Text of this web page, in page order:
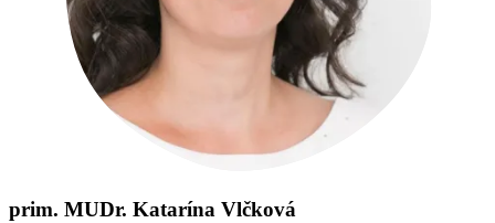
prim. MUDr. Katarína Vlčková